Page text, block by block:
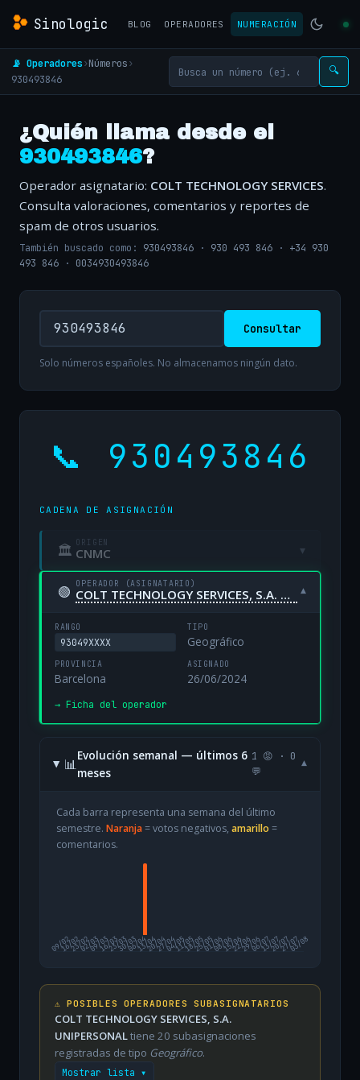
Sinologic BLOG OPERADORES NUMERACIÓN
📡 Operadores›Números›
930493846
🔍
¿Quién llama desde el
930493846?
Operador asignatario: COLT TECHNOLOGY SERVICES.
Consulta valoraciones, comentarios y reportes de
spam de otros usuarios.
También buscado como: 930493846 · 930 493 846 · +34 930
493 846 · 0034930493846
Consultar
Solo números españoles. No almacenamos ningún dato.
📞 930493846
CADENA DE ASIGNACIÓN
🏛 ORIGEN
CNMC ▾
🟢 OPERADOR (ASIGNATARIO)
COLT TECHNOLOGY SERVICES, S.A. UNIPERSONAL ▾
RANGO
93049XXXX
TIPO
Geográfico
PROVINCIA
Barcelona
ASIGNADO
26/06/2024
→ Ficha del operador
📊
Evolución semanal — últimos 6
meses
1 😡 · 0
💬
▾
Cada barra representa una semana del último
semestre. Naranja= votos negativos, amarillo =
comentarios.
09/02
16/0223/0202/0309/0316/0323/0330/0306/0413/0420/0427/0404/0511/0518/0525/0501/0608/0615/0622/0629/0606/0713/0720/0727/07
03/08
⚠️ POSIBLES OPERADORES SUBASIGNATARIOS
COLT TECHNOLOGY SERVICES, S.A.
UNIPERSONALtiene 20 subasignaciones
registradas de tipo Geográfico.
Mostrar lista ▾